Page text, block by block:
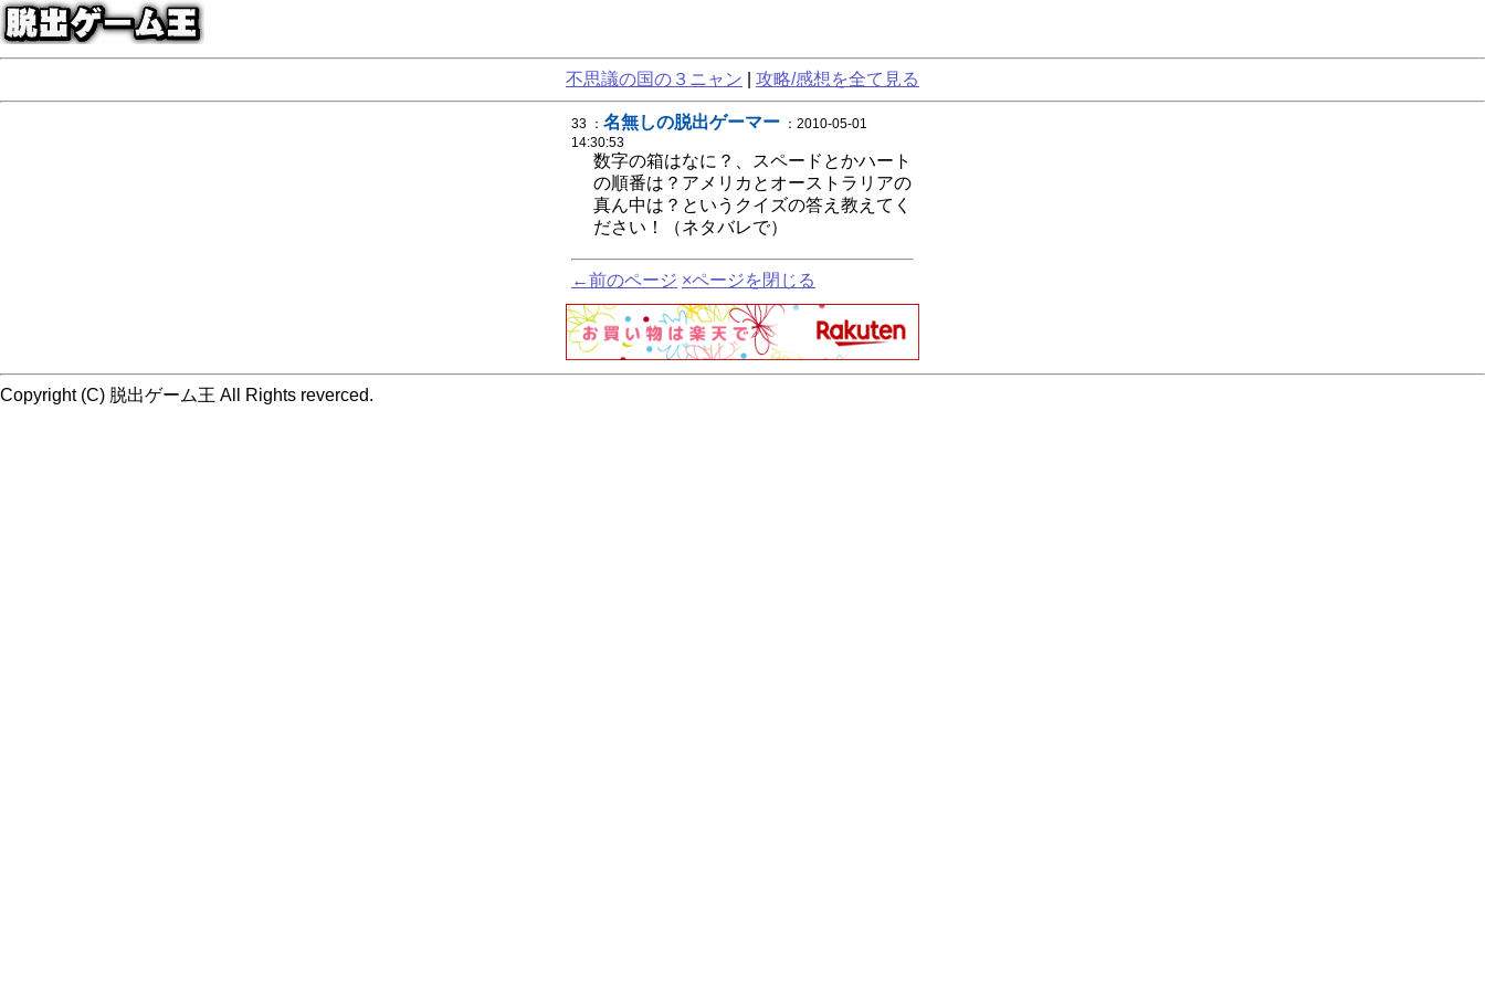
不思議の国の３ニャン 攻略/感想を全て見る
33 ： 名無しの脱出ゲーマー ：2010-05-01
14:30:53
数字の箱はなに？、スペードとかハート
の順番は？アメリカとオーストラリアの
真ん中は？というクイズの答え教えてく
ださい！（ネタバレで）
←前のページ ×ページを閉じる
Copyright (C) 脱出ゲーム王 All Rights reverced.